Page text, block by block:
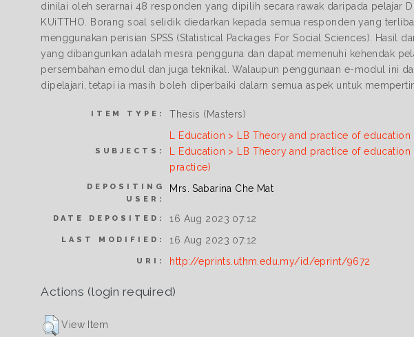
dinilai oleh serarnai 48 responden yang dipilih secara rawak daripada pelajar
KUiTTHO. Borang soal selidik diedarkan kepada semua responden yang
menggunakan perisian SPSS (Statistical Packages For Social Sciences). Hasil
yang dibangunkan adalah mesra pengguna dan dapat memenuhi kehendak
persembahan emodul dan juga teknikal. Walaupun penggunaan e-modul ini
dipelajari, tetapi ia masih boleh diperbaiki dalarn semua aspek untuk
ITEM TYPE: Thesis (Masters)
SUBJECTS:
L Education > LB Theory and practice of education
L Education > LB Theory and practice of
practice)
DEPOSITING
USER:
Mrs. Sabarina Che Mat
DATE DEPOSITED: 16 Aug 2023 07:12
LAST MODIFIED: 16 Aug 2023 07:12
URI: http://eprints.uthm.edu.my/id/eprint/9672
Actions (login required)
View Item